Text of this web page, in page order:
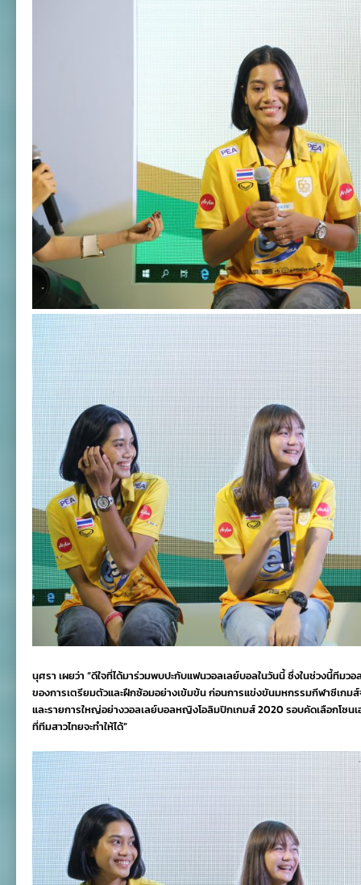
นุศรา เผยว่า “ดีใจที่ได้มาร่วมพบปะกับแฟนวอลเลย์บอลในวันนี้ ซึ่งในช่วงนี้ทีม
ของการเตรียมตัวและฝึกซ้อมอย่างเข้มข้น ก่อนการแข่งขันมหกรรมกีฬาซีเกม
และรายการใหญ่อย่างวอลเลย์บอลหญิงโอลิมปิกเกมส์ 2020 รอบคัดเลือกโซน
ที่ทีมสาวไทยจะทำให้ได้”